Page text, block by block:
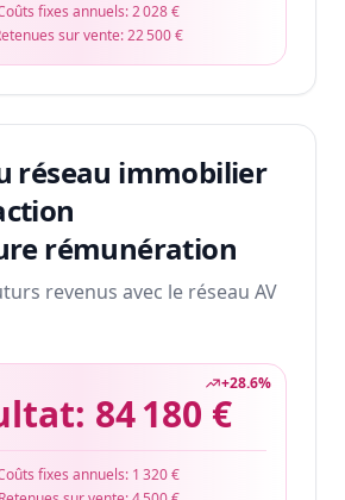
fixes annuels:2 028 €
sur vente:22 500 €
réseau immobilier
rémunération
revenus avec le réseau AV
+28.6%
84 180 €
fixes annuels: 1 320 €